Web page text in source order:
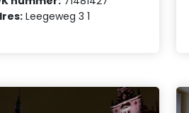
Leegeweg 3 1